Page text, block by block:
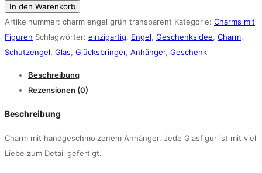
Charm
Engel
grün
transparent
In den Warenkorb
Artikelnummer: charm engel grün transparent Kategorie: Charms mit
Figuren Schlagwörter: einzigartig, Engel, Geschenksidee, Charm,
Schutzengel, Glas, Glücksbringer, Anhänger, Geschenk
Beschreibung
Rezensionen (0)
Beschreibung
Charm mit handgeschmolzenem Anhänger. Jede Glasfigur ist mit viel
Liebe zum Detail gefertigt.